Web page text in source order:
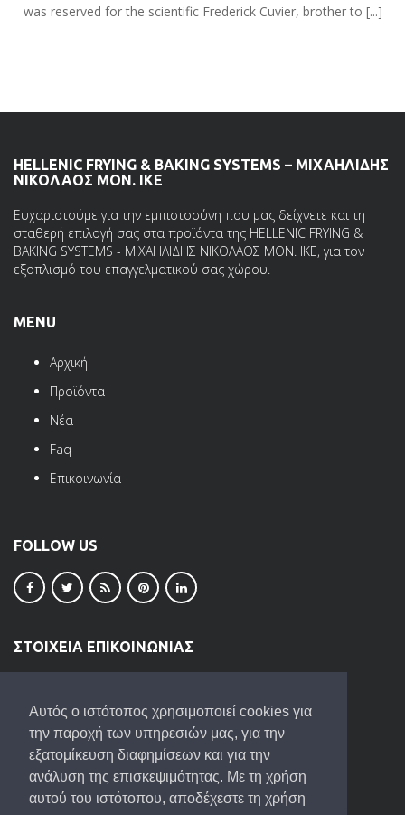
Αυτός ο ιστότοπος χρησιμοποιεί cookies για
την παροχή των υπηρεσιών μας, για την
εξατομίκευση διαφημίσεων και για την
ανάλυση της επισκεψιμότητας. Με τη χρήση
αυτού του ιστότοπου, αποδέχεστε τη χρήση
was reserved for the scientific Frederick Cuvier, brother to [...]
HELLENIC FRYING & BAKING SYSTEMS – ΜΙΧΑΗΛΙΔΗΣ
ΝΙΚΟΛΑΟΣ ΜΟΝ. ΙΚΕ
Ευχαριστούμε για την εμπιστοσύνη που μας δείχνετε και τη
σταθερή επιλογή σας στα προϊόντα της HELLENIC FRYING &
BAKING SYSTEMS - ΜΙΧΑΗΛΙΔΗΣ ΝΙΚΟΛΑΟΣ ΜΟΝ. ΙΚΕ, για τον
εξοπλισμό του επαγγελματικού σας χώρου.
MENU
Αρχική
Προϊόντα
Νέα
Faq
Επικοινωνία
FOLLOW US
ΣΤΟΙΧΕΙΑ ΕΠΙΚΟΙΝΩΝΙΑΣ
Τ.Κ. 57013
2310680057 ,2310680058,6944650644
Fax: 2310 683644
info@michailidis-devices.gr